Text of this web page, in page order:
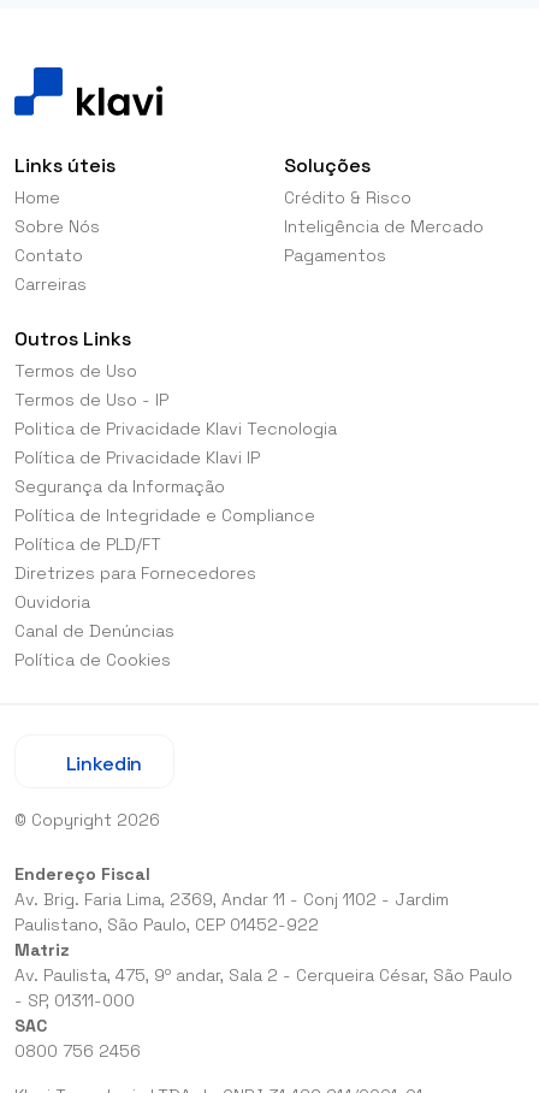
Links úteis
Home
Sobre Nós
Contato
Carreiras
Soluções
Crédito & Risco
Inteligência de Mercado
Pagamentos
Outros Links
Termos de Uso
Termos de Uso - IP
Politica de Privacidade Klavi Tecnologia
Política de Privacidade Klavi IP
Segurança da Informação
Política de Integridade e Compliance
Política de PLD/FT
Diretrizes para Fornecedores
Ouvidoria
Canal de Denúncias
Política de Cookies
Linkedin
© Copyright 2026
Endereço Fiscal
Av. Brig. Faria Lima, 2369, Andar 11 - Conj 1102 - Jardim
Paulistano, São Paulo, CEP 01452-922
Matriz
Av. Paulista, 475, 9º andar, Sala 2 - Cerqueira César, São Paulo
- SP, 01311-000
SAC
0800 756 2456